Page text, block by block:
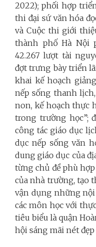
2022); phối hợp
thi đại sứ văn hóa
và Cuộc thi giới
thành phố Hà Nội
42.267 lượt tài
đợt trưng bày triển
khai kế hoạch
nếp sống thanh
non, kế hoạch thực
trong trường học”;
công tác giáo dục
dục nếp sống văn
dung giáo dục của
từng chủ đề phù
của nhà trường, tạo
vận dụng những
các môn học với
tiêu biểu là quận
hội sáng mãi nét